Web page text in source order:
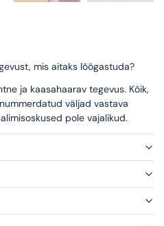
mis aitaks lõõgastuda?
ja kaasahaarav tegevus. Kõik,
väljad vastava
pole vajalikud.